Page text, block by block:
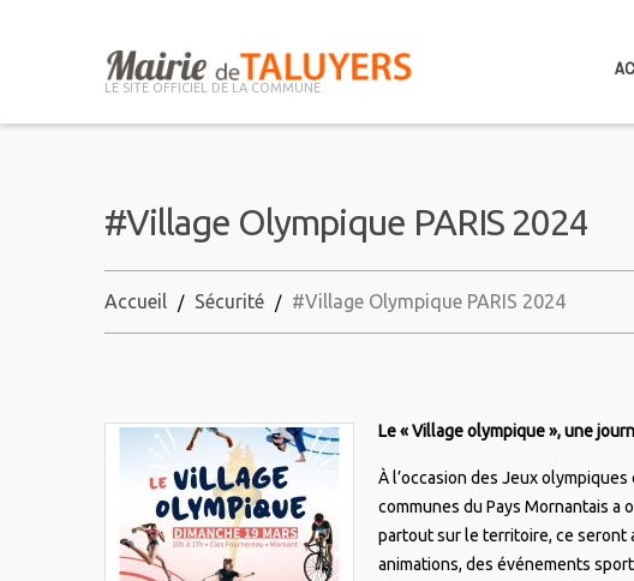
LE SITE OFFICIEL DE LA COMMUNE
#Village Olympique PARIS 2024
Accueil Sécurité #Village Olympique PARIS 2024
Le « Village olympique », une
À l’occasion des Jeux
communes du Pays Mornantais a
partout sur le territoire, ce seront
animations, des événements